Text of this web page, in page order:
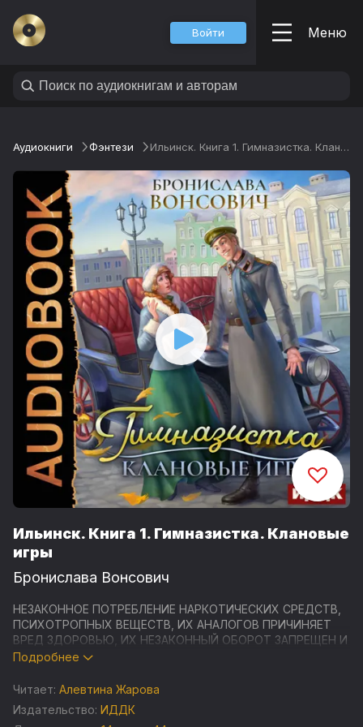
Войти Меню
Аудиокниги Фэнтези Ильинск. Книга 1. Гимназистка. Клановые игры
Ильинск. Книга 1. Гимназистка. Клановые
игры
Бронислава Вонсович
НЕЗАКОННОЕ ПОТРЕБЛЕНИЕ НАРКОТИЧЕСКИХ СРЕДСТВ,
ПСИХОТРОПНЫХ ВЕЩЕСТВ, ИХ АНАЛОГОВ ПРИЧИНЯЕТ
ВРЕД ЗДОРОВЬЮ, ИХ НЕЗАКОННЫЙ ОБОРОТ ЗАПРЕЩЕН И
ВЛЕЧЕТ УСТАНОВЛЕННУЮ ЗАКОНОДАТЕЛЬСТВОМ
"Гимназистка. Клановые игры" - фантастический роман
Брониславы Вонсович, первая книга цикла "Ильинск",
Подробнее
Читает: Алевтина Жарова
Издательство: ИДДК